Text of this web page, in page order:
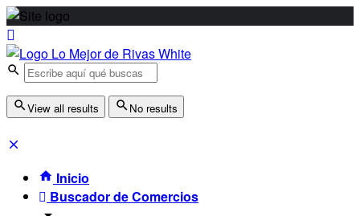
View all results No results
Inicio
Buscador de Comercios